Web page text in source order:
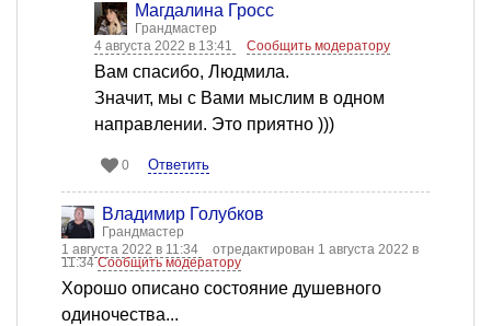
Магдалина Гросс
Грандмастер
4 августа 2022 в 13:41
Сообщить модератору
Вам спасибо, Людмила.
Значит, мы с Вами мыслим в одном
направлении. Это приятно )))
0 Ответить
Владимир Голубков
Грандмастер
1 августа 2022 в 11:34
отредактирован 1 августа 2022 в
11:34Сообщить модератору
Хорошо описано состояние душевного
одиночества...